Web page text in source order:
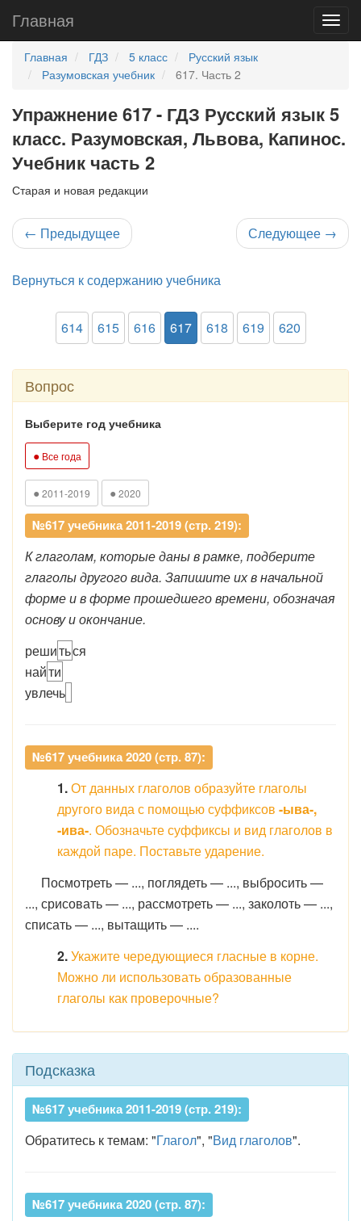
Главная
Главная ГДЗ 5 класс
Русский язык
Разумовская учебник
617. Часть 2
Упражнение 617 - ГДЗ Русский язык 5
класс. Разумовская, Львова, Капинос.
Учебник часть 2
Старая и новая редакции
← Предыдущее Следующее →
Вернуться к содержанию учебника
614 615 616 617 618 619 620
Вопрос
Выберите год учебника
● Все года
● 2011-2019 ● 2020
№617 учебника 2011-2019 (стр. 219):
К глаголам, которые даны в рамке, подберите
глаголы другого вида. Запишите их в начальной
форме и в форме прошедшего времени, обозначая
основу и окончание.
решиться
найти
увлечь
№617 учебника 2020 (стр. 87):
1.От данных глаголов образуйте глаголы
другого вида с помощью суффиксов -ыва-,
-ива-. Обозначьте суффиксы и вид глаголов в
каждой паре. Поставьте ударение.
Посмотреть — ..., поглядеть — ..., выбросить —
..., срисовать — ..., рассмотреть — ..., заколоть — ...,
списать — ..., вытащить — ....
2.Укажите чередующиеся гласные в корне.
Можно ли использовать образованные
глаголы как проверочные?
Подсказка
№617 учебника 2011-2019 (стр. 219):
Обратитесь к темам: "Глагол", "Вид глаголов".
№617 учебника 2020 (стр. 87):